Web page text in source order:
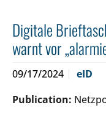
Digitale
warnt vor
09/17/2024
eID
Publication: